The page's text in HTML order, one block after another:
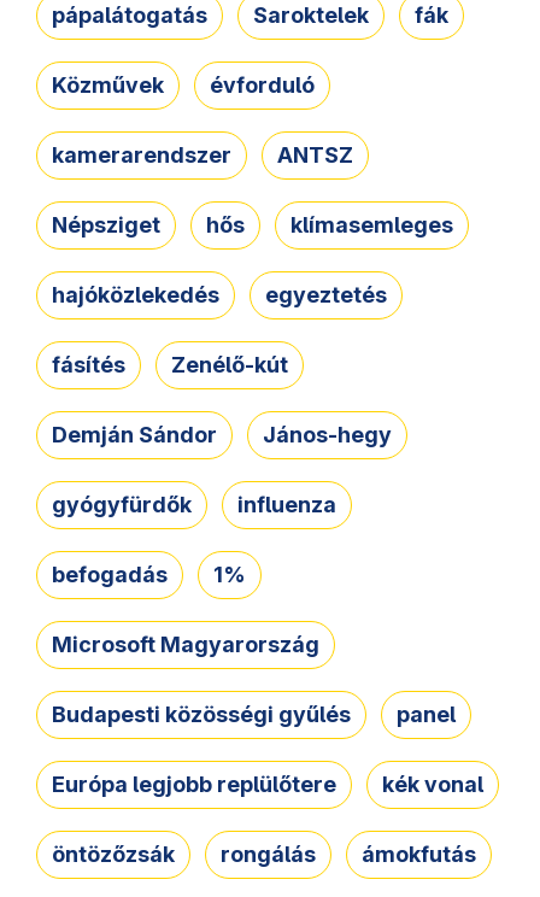
pápalátogatás Saroktelek fák
Közművek évforduló
kamerarendszer ANTSZ
Népsziget hős klímasemleges
hajóközlekedés egyeztetés
fásítés Zenélő-kút
Demján Sándor János-hegy
gyógyfürdők influenza
befogadás 1%
Microsoft Magyarország
Budapesti közösségi gyűlés panel
Európa legjobb replülőtere kék vonal
öntözőzsák rongálás ámokfutás